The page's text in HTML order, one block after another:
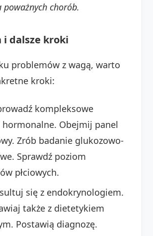
poważnych chorób.
i dalsze kroki
problemów z wagą, warto
kroki:
kompleksowe
hormonalne. Obejmij panel
Zrób badanie glukozowo-
Sprawdź poziom
płciowych.
się z endokrynologiem.
także z dietetykiem
Postawią diagnozę.